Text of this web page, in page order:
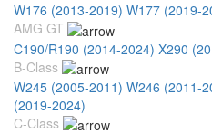
W176 (2013-2019) W177 (2019-
AMG GT
C190/R190 (2014-2024) X290
B-Class
W245 (2005-2011) W246 (2011-
(2019-2024)
C-Class